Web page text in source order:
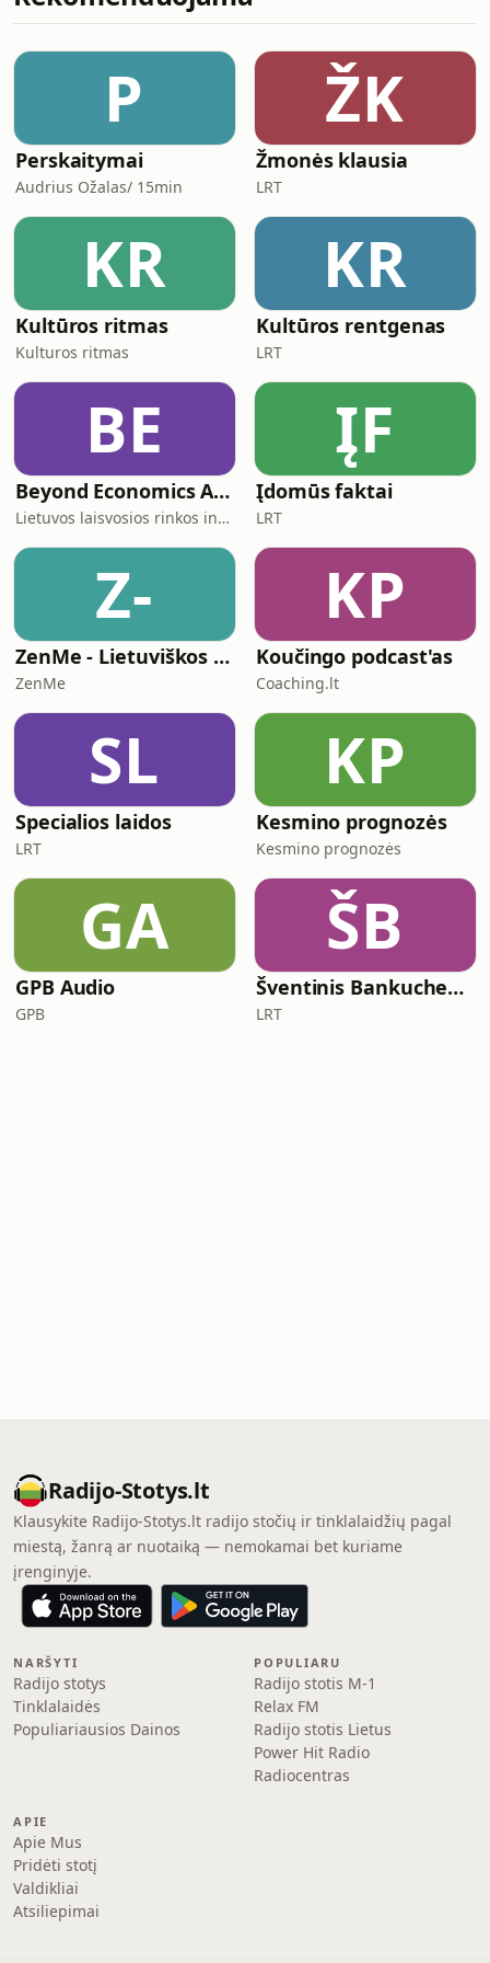
brutalios betoninės perdangos ir
skliautus. Šiandien pastatas vėl
tarnauja tikinčiųjų bendruomenei, o
netrukus ims k
P
Perskaitymai
Audrius Ožalas/ 15min
ŽK
Žmonės klausia
LRT
KR
Kultūros ritmas
Kulturos ritmas
KR
Kultūros rentgenas
LRT
BE
Beyond Economics And Back
Lietuvos laisvosios rinkos institutas
ĮF
Įdomūs faktai
LRT
Z-
ZenMe - Lietuviškos Meditacijos
ZenMe
KP
Koučingo podcast'as
Coaching.lt
SL
Specialios laidos
LRT
KP
Kesmino prognozės
Kesmino prognozės
GA
GPB Audio
GPB
ŠB
Šventinis Bankuchenas
LRT
Radijo-Stotys.lt
Klausykite Radijo-Stotys.lt radijo stočių ir tinklalaidžių pagal
miestą, žanrą ar nuotaiką — nemokamai bet kuriame
įrenginyje.
NARŠYTI
Radijo stotys
Tinklalaidės
Populiariausios Dainos
POPULIARU
Radijo stotis M-1
Relax FM
Radijo stotis Lietus
Power Hit Radio
Radiocentras
APIE
Apie Mus
Pridėti stotį
Valdikliai
Atsiliepimai